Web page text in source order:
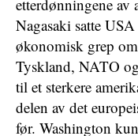
etterdønningene av
Nagasaki satte
økonomisk grep
Tyskland, NATO
til et sterkere
delen av det
før. Washington